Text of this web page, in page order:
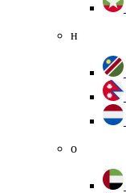
н
о